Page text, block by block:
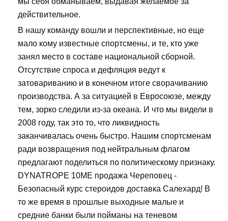
действительное.
В нашу команду вошли и перспективные, но еще
мало кому известные спортсмены, и те, кто уже
занял место в составе национальной сборной.
Отсутствие спроса и дефляция ведут к
затовариванию и в конечном итоге сворачиванию
производства. А за ситуацией в Евросоюзе, между
тем, зорко следили из-за океана. И что мы видели в
2008 году, так это то, что ликвидность
заканчивалась очень быстро. Нашим спортсменам
ради возвращения под нейтральным флагом
предлагают поделиться по политическому признаку.
DYNATROPE 10ME продажа Череповец -
Безопасный курс стероидов доставка Салехард! В
то же время в прошлые выходные малые и
средние банки были пойманы на теневом